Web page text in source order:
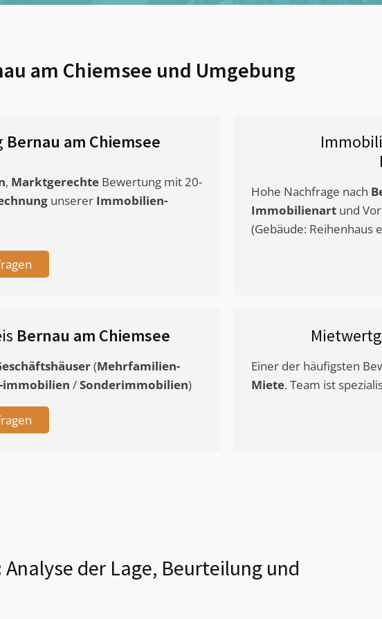
am Chiemsee und Umgebung
Bernau am Chiemsee
, Marktgerechte Bewertung mit 20-
unserer Immobilien-
Hohe Nachfrage nach
Immobilienart und
(Gebäude: Reihenhaus
Bernau am Chiemsee
(Mehrfamilien-
immobilien /Sonderimmobilien)
Einer der häufigsten
Miete. Team ist
Analyse der Lage, Beurteilung und